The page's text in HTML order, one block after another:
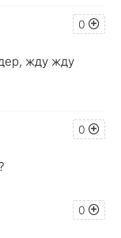
0
жду жду
0
0